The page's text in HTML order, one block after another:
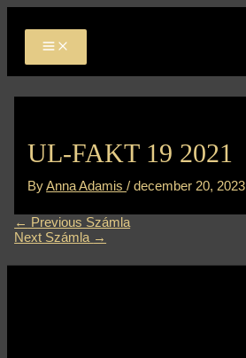
Skip
UL-FAKT 19 2021
ByAnna Adamis/december 20, 2023
Bejegyzés
← Previous Számla
Next Számla →